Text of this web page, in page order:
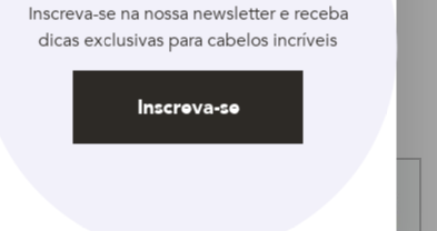
Inscreva-se na nossa newsletter e receba
dicas exclusivas para cabelos incríveis
Inscreva-se